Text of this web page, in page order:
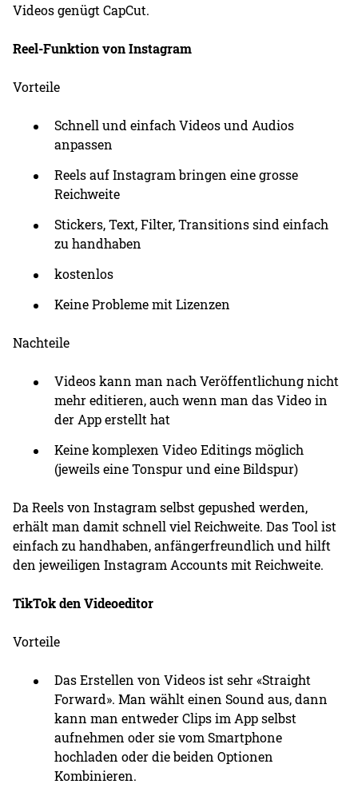
Videos genügt CapCut.
Reel-Funktion von Instagram
Vorteile
Schnell und einfach Videos und Audios
anpassen
Reels auf Instagram bringen eine grosse
Reichweite
Stickers, Text, Filter, Transitions sind einfach
zu handhaben
kostenlos
Keine Probleme mit Lizenzen
Nachteile
Videos kann man nach Veröffentlichung nicht
mehr editieren, auch wenn man das Video in
der App erstellt hat
Keine komplexen Video Editings möglich
(jeweils eine Tonspur und eine Bildspur)
Da Reels von Instagram selbst gepushed werden,
erhält man damit schnell viel Reichweite. Das Tool ist
einfach zu handhaben, anfängerfreundlich und hilft
den jeweiligen Instagram Accounts mit Reichweite.
TikTok den Videoeditor
Vorteile
Das Erstellen von Videos ist sehr «Straight
Forward». Man wählt einen Sound aus, dann
kann man entweder Clips im App selbst
aufnehmen oder sie vom Smartphone
hochladen oder die beiden Optionen
Kombinieren.